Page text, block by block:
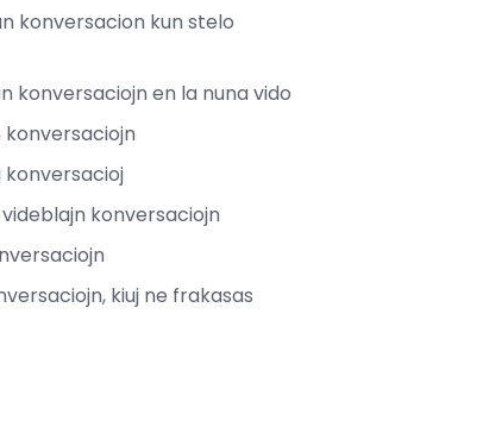
konversacion kun stelo
konversaciojn en la nuna vido
konversaciojn
konversacioj
konversaciojn
kiuj ne frakasas